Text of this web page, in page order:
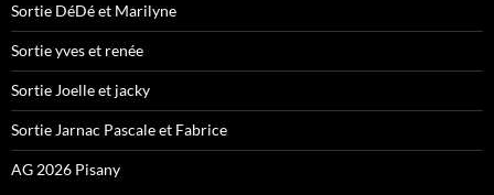
Sortie DéDé et Marilyne
Sortie yves et renée
Sortie Joelle et jacky
Sortie Jarnac Pascale et Fabrice
AG 2026 Pisany